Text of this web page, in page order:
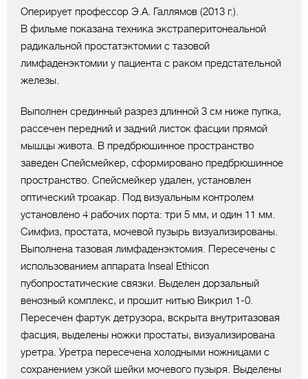
Оперирует профессор Э.А. Галлямов (2013 г.).
В фильме показана техника экстраперитонеальной
радикальной простатэктомии с тазовой
лимфаденэктомии у пациента с раком предстательной
железы.
Выполнен срединный разрез длинной 3 см ниже пупка,
рассечен передний и задний листок фасции прямой
мышцы живота. В предбрюшинное пространство
заведен Спейсмейкер, сформировано предбрюшинное
пространство. Спейсмейкер удален, установлен
оптический троакар. Под визуальным контролем
установлено 4 рабочих порта: три 5 мм, и один 11 мм.
Симфиз, простата, мочевой пузырь визуализированы.
Выполнена тазовая лимфаденэктомия. Пересечены с
использованием аппарата Inseal Ethicon
пубопростатические связки. Выделен дорзальный
венозный комплекс, и прошит нитью Викрил 1-0.
Пересечен фартук детрузора, вскрыта внутритазовая
фасция, выделены ножки простаты, визуализирована
уретра. Уретра пересечена холодными ножницами с
сохранением узкой шейки мочевого пузыря. Выделены